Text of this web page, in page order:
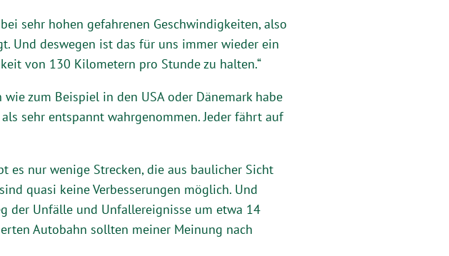
sehr hohen gefahrenen Geschwindigkeiten, also
Und deswegen ist das für uns immer wieder ein
von 130 Kilometern pro Stunde zu halten.“
zum Beispiel in den USA oder Dänemark habe
sehr entspannt wahrgenommen. Jeder fährt auf
es nur wenige Strecken, die aus baulicher Sicht
quasi keine Verbesserungen möglich. Und
der Unfälle und Unfallereignisse um etwa 14
Autobahn sollten meiner Meinung nach